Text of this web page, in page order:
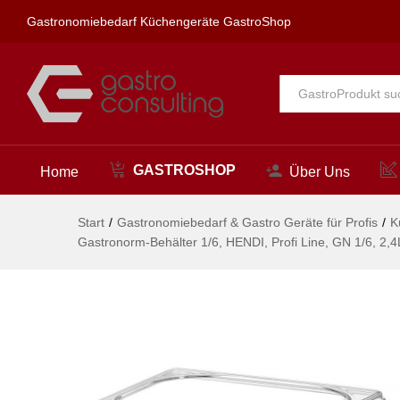
Gastronomiebedarf Küchengeräte GastroShop
Alle
Home GASTROSHOP Über Uns
Start / Gastronomiebedarf & Gastro Geräte für Profis /
Gastronorm-Behälter 1/6, HENDI, Profi Line, GN 1/6,
176x162x(H)150mm